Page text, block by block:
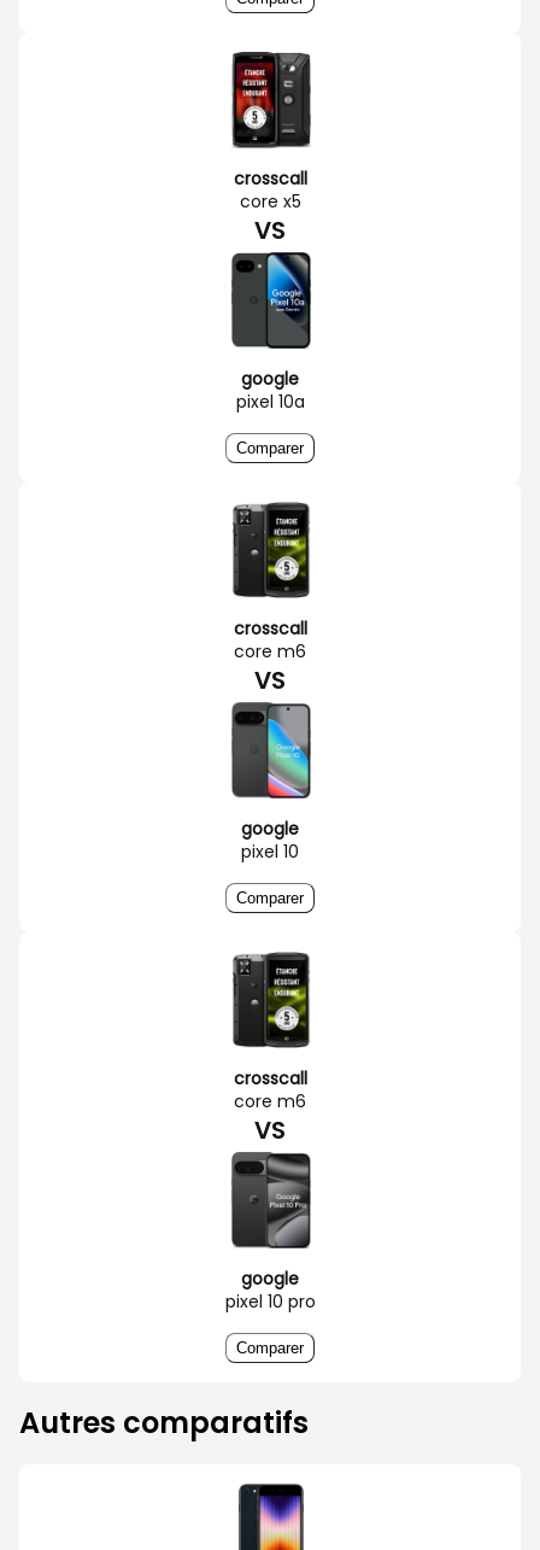
crosscall
core x5
VS
google
pixel 10a
Comparer
crosscall
core m6
VS
google
pixel 10
Comparer
crosscall
core m6
VS
google
pixel 10 pro
Comparer
Autres comparatifs